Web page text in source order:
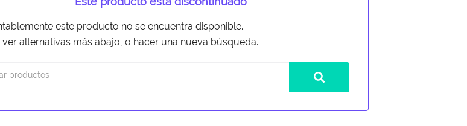
este producto no se encuentra disponible.
ver alternativas más abajo, o hacer una nueva búsqueda.